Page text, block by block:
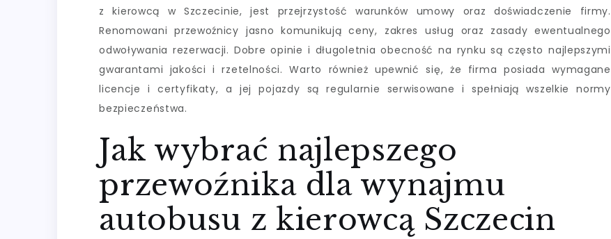
z kierowcą w Szczecinie, jest przejrzystość warunków umowy oraz doświadczenie firmy.
Renomowani przewoźnicy jasno komunikują ceny, zakres usług oraz zasady ewentualnego
odwoływania rezerwacji. Dobre opinie i długoletnia obecność na rynku są często najlepszymi
gwarantami jakości i rzetelności. Warto również upewnić się, że firma posiada wymagane
licencje i certyfikaty, a jej pojazdy są regularnie serwisowane i spełniają wszelkie normy
bezpieczeństwa.
Jak wybrać najlepszego
przewoźnika dla wynajmu
autobusu z kierowcą Szczecin